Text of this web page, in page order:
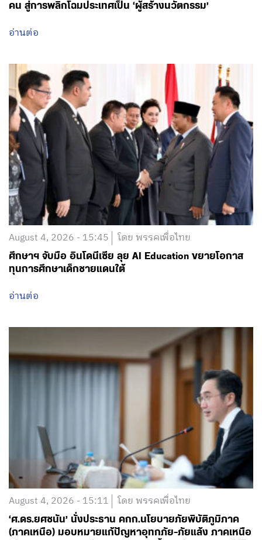
คน สู่การพลิกโฉมประเทศเป็น ‘ผู้สร้างนวัตกรรม’
อ่านต่อ
August 4, 2026 - 15:45 โดย พรรคเพื่อไทย
ศึกษาฯ จับมือ อินโดนีเซีย ลุย AI Education ขยายโอกาส
ทุนการศึกษาเด็กชายแดนใต้
อ่านต่อ
August 4, 2026 - 15:11 โดย พรรคเพื่อไทย
‘ศ.ดร.ยศชนัน’ นั่งประธาน คกก.นโยบายภัยพิบัติภูมิภาค
(ภาคเหนือ) มอบหมายแก้ปัญหาอุทกภัย-ภัยแล้ง ภาคเหนือ